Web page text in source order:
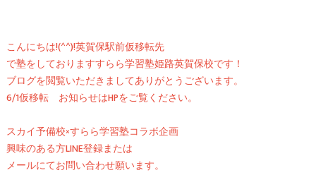
こんにちは!(^^)!英賀保駅前仮移転先
で塾をしておりますすらら学習塾姫路英賀保校です！
ブログを閲覧いただきましてありがとうございます。
6/1仮移転 お知らせはHPをご覧ください。
スカイ予備校×すらら学習塾コラボ企画
興味のある方LINE登録または
メールにてお問い合わせ願います。